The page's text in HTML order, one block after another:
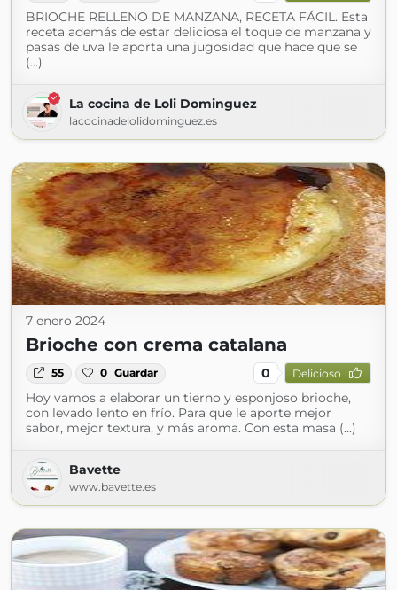
BRIOCHE RELLENO DE MANZANA, RECETA FÁCIL. Esta
receta además de estar deliciosa el toque de manzana y
pasas de uva le aporta una jugosidad que hace que se
(...)
La cocina de Loli Dominguez
lacocinadelolidominguez.es
7 enero 2024
Brioche con crema catalana
55 0 Guardar 0 Delicioso
Hoy vamos a elaborar un tierno y esponjoso brioche,
con levado lento en frío. Para que le aporte mejor
sabor, mejor textura, y más aroma. Con esta masa (...)
Bavette
www.bavette.es